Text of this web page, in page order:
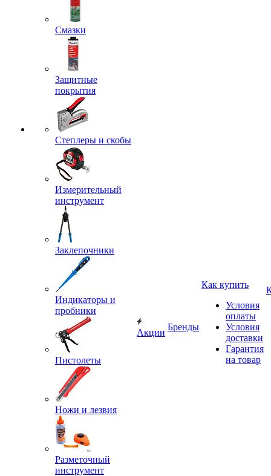
Смазки
Защитные
покрытия
Степлеры и скобы
Измерительный
инструмент
Заклепочники
Индикаторы и
пробники
Пистолеты
Ножи и лезвия
Разметочный
инструмент
Акции
Бренды
Как купить
Условия
оплаты
Условия
доставки
Гарантия
на товар